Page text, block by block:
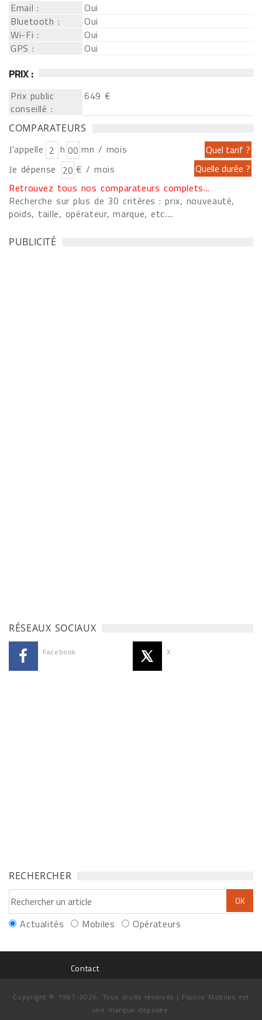
Email :
Oui
Bluetooth :
Oui
Wi-Fi :
Oui
GPS :
Oui
PRIX :
Prix public
conseillé :
649 €
COMPARATEURS
J'appelle h
mn / mois
Je dépense
€ / mois
Retrouvez tous nos comparateurs complets...
Recherche sur plus de 30 critères : prix, nouveauté,
poids, taille, opérateur, marque, etc....
PUBLICITÉ
RÉSEAUX SOCIAUX
Facebook X
RECHERCHER
Actualités Mobiles Opérateurs
Contact
Copyright © 1997-2026. Tous droits réservés | France Mobiles est
une marque déposée.